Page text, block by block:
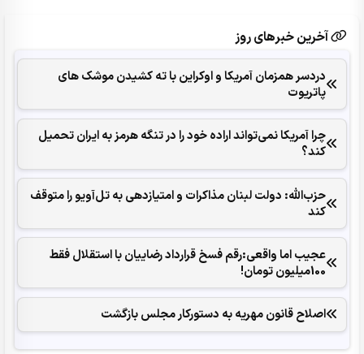
آخرین خبرهای روز
دردسر همزمان آمریکا و اوکراین با ته کشیدن موشک های
پاتریوت
چرا آمریکا نمی‌تواند اراده خود را در تنگه هرمز به ایران تحمیل
کند؟
حزب‌الله: دولت لبنان مذاکرات و امتیازدهی به تل‌آویو را متوقف
کند
عجیب اما واقعی:رقم فسخ قرارداد رضاییان با استقلال فقط
100میلیون تومان!
اصلاح قانون مهریه به دستورکار مجلس بازگشت